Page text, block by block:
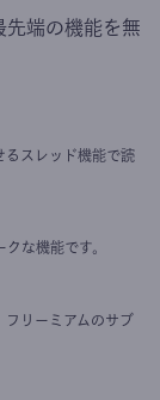
先端の機能を無
るスレッド機能で読
な機能です。
フリーミアムのサブ